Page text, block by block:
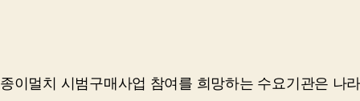
종이멀치 시범구매사업 참여를 희망하는 수요기관은 나